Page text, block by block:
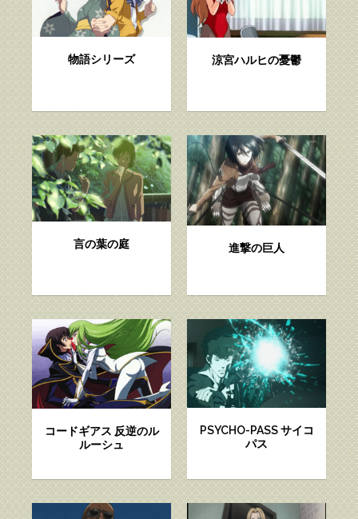
物語シリーズ 涼宮ハルヒの憂鬱
言の葉の庭 進撃の巨人
コードギアス 反逆のル
ルーシュ
PSYCHO-PASS サイコ
パス